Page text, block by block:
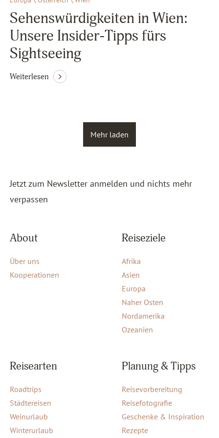
Sehenswürdigkeiten in Wien:
Unsere Insider-Tipps fürs
Sightseeing
Weiterlesen
Mehr laden
Jetzt zum Newsletter anmelden und nichts mehr
verpassen
About
Über uns
Kooperationen
Reiseziele
Afrika
Asien
Europa
Naher Osten
Nordamerika
Ozeanien
Reisearten
Roadtrips
Städtereisen
Weinurlaub
Winterurlaub
Planung & Tipps
Reisevorbereitung
Reisefotografie
Geschenke & Inspiration
Rezepte